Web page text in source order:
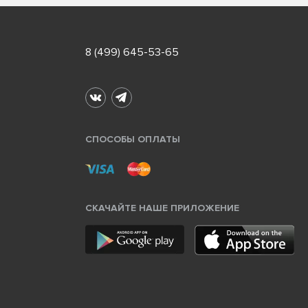
8 (499) 645-53-65
СПОСОБЫ ОПЛАТЫ
СКАЧАЙТЕ НАШЕ ПРИЛОЖЕНИЕ